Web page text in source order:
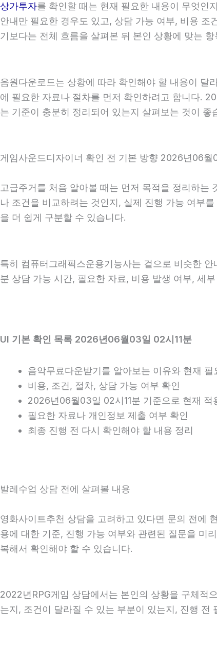
상가투자를 확인할 때는 현재 필요한 내용이 무엇인
안내만 필요한 경우도 있고, 상담 가능 여부, 비용
기보다는 전체 흐름을 살펴본 뒤 본인 상황에 맞는
음원다운로드는 상황에 따라 확인해야 할 내용이 달
에 필요한 자료나 절차를 먼저 확인하려고 합니다.
는 기준이 충분히 정리되어 있는지 살펴보는 것이 좋
게임사운드디자이너 확인 전 기본 방향 2026년06월
고급주거를 처음 알아볼 때는 먼저 목적을 정리하
나 조건을 비교하려는 것인지, 실제 진행 가능 여부
을 더 쉽게 구분할 수 있습니다.
특히 컴퓨터그래픽스운용기능사는 겉으로 비슷한
분 상담 가능 시간, 필요한 자료, 비용 발생 여부, 세
UI 기본 확인 목록 2026년06월03일 02시11분
음악무료다운받기를 알아보는 이유와 현재 필
비용, 조건, 절차, 상담 가능 여부 확인
2026년06월03일 02시11분 기준으로 현재 적
필요한 자료나 개인정보 제출 여부 확인
최종 진행 전 다시 확인해야 할 내용 정리
발레수업 상담 전에 살펴볼 내용
영화사이트추천 상담을 고려하고 있다면 문의 전에
용에 대한 기준, 진행 가능 여부와 관련된 질문을 미
복해서 확인해야 할 수 있습니다.
2022년RPG게임 상담에서는 본인의 상황을 구체적
는지, 조건이 달라질 수 있는 부분이 있는지, 진행